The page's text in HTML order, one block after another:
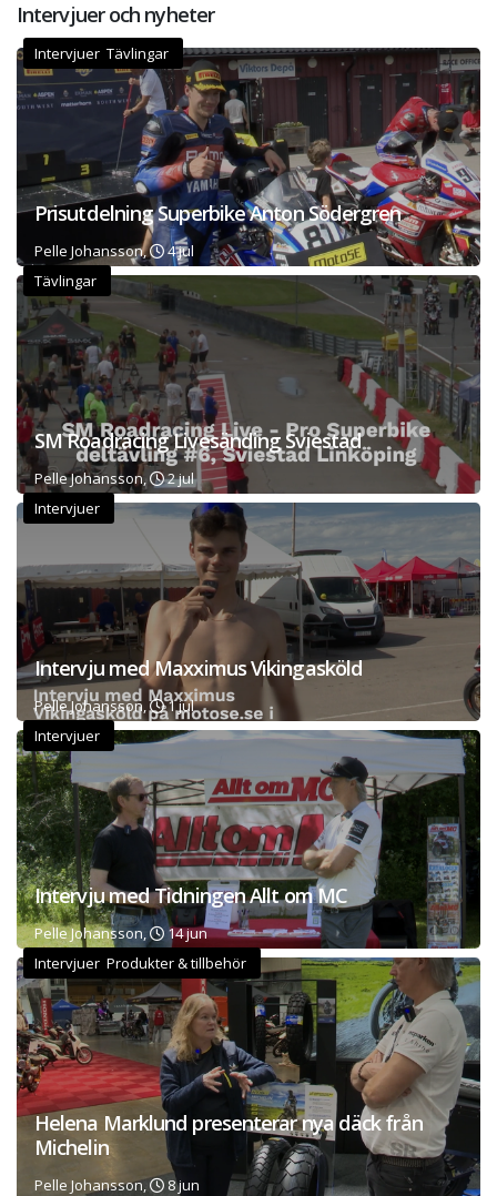
Intervjuer och nyheter
Intervjuer Tävlingar
Prisutdelning Superbike Anton Södergren
Pelle Johansson,
4 jul
Tävlingar
SM Roadracing Livesänding Sviestad
Pelle Johansson,
2 jul
Intervjuer
Intervju med Maxximus Vikingasköld
Pelle Johansson,
1 jul
Intervjuer
Intervju med Tidningen Allt om MC
Pelle Johansson,
14 jun
Intervjuer Produkter & tillbehör
Helena Marklund presenterar nya däck från
Michelin
Pelle Johansson, 8 jun